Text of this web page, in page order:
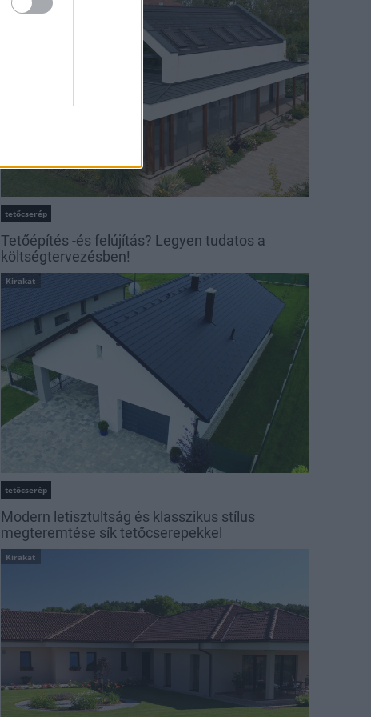
Kirakat
tetőcserép
Tetőépítés -és felújítás? Legyen tudatos a
költségtervezésben!
Kirakat
tetőcserép
Modern letisztultság és klasszikus stílus
megteremtése sík tetőcserepekkel
Kirakat